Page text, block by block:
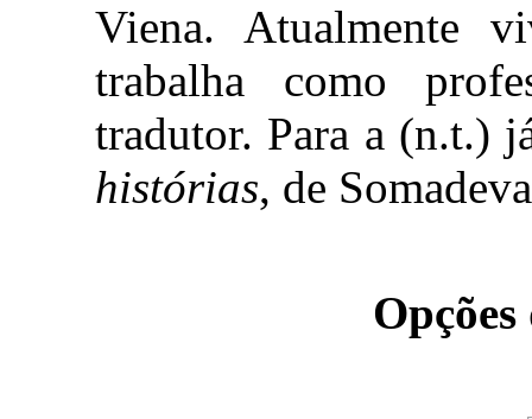
Viena. Atualmente
trabalha como
tradutor. Para a (n.t.)
histórias, de